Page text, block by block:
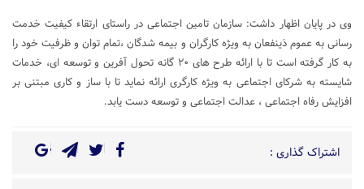
وی در پایان اظهار داشت: سازمان تامین اجتماعی در راستای ارتقاء کیفیت خدمت
رسانی به عموم ذینفعان به ویژه کارگران و بیمه شدگان ،تمام توان و ظرفیت خود را
به کار گرفته است تا با ارائه طرح های ۲۰ گانه تحول آفرین و توسعه ای، خدمات
شایسته به شرکای اجتماعی به ویژه کارگری ارائه نماید تا با ساز و کاری مبتنی بر
افزایش رفاه اجتماعی ، عدالت اجتماعی و توسعه دست یابد.
اشتراک گذاری :